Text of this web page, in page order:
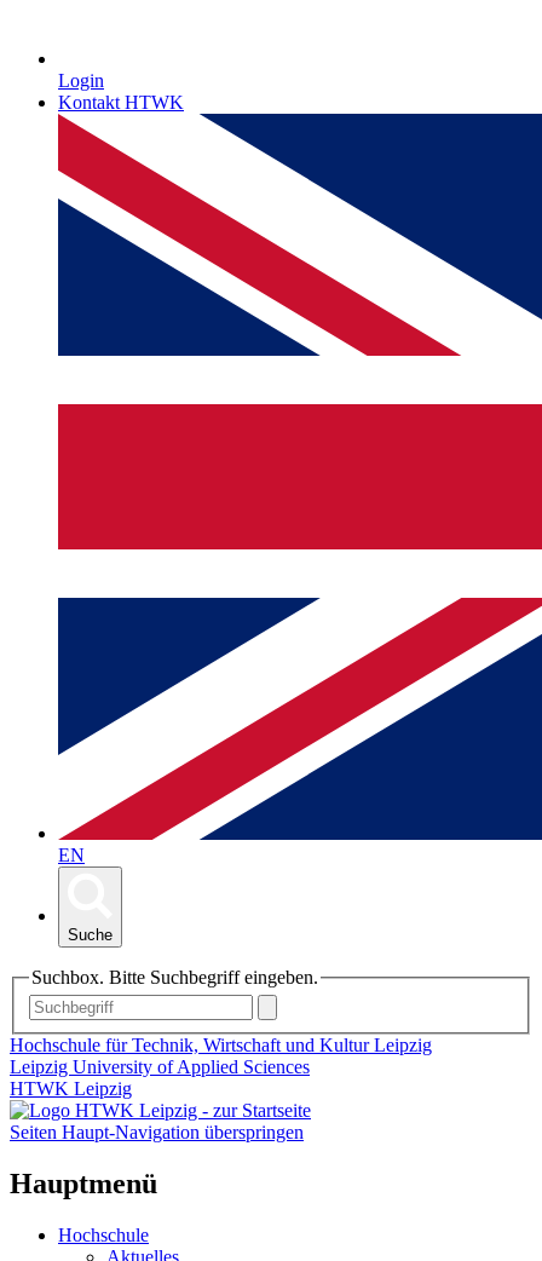
Login
Kontakt HTWK
EN
Suche
Suchbox. Bitte Suchbegriff eingeben.
Hochschule für Technik, Wirtschaft und Kultur Leipzig
Leipzig University of Applied Sciences
HTWK Leipzig
Seiten Haupt-Navigation überspringen
Hauptmenü
Hochschule
Aktuelles